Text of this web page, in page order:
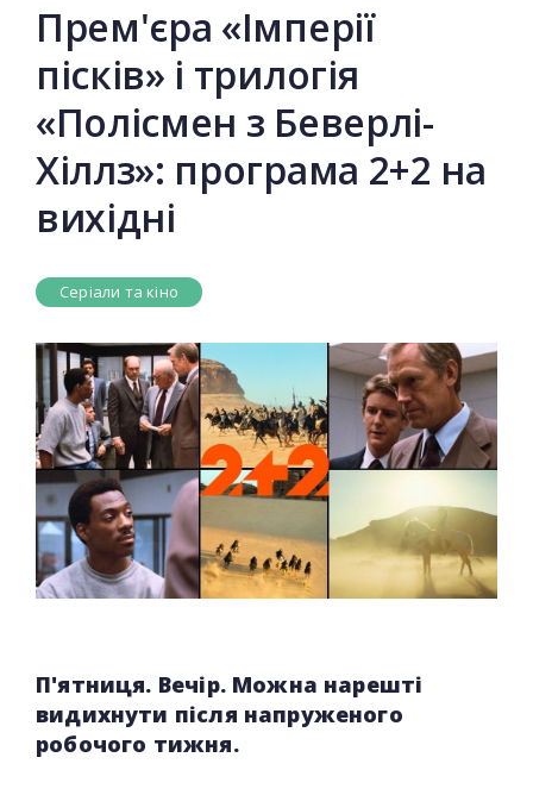
Прем'єра «Імперії
пісків» і трилогія
«Полісмен з Беверлі-
Хіллз»: програма 2+2 на
вихідні
Серіали та кіно
П'ятниця. Вечір. Можна нарешті
видихнути після напруженого
робочого тижня.